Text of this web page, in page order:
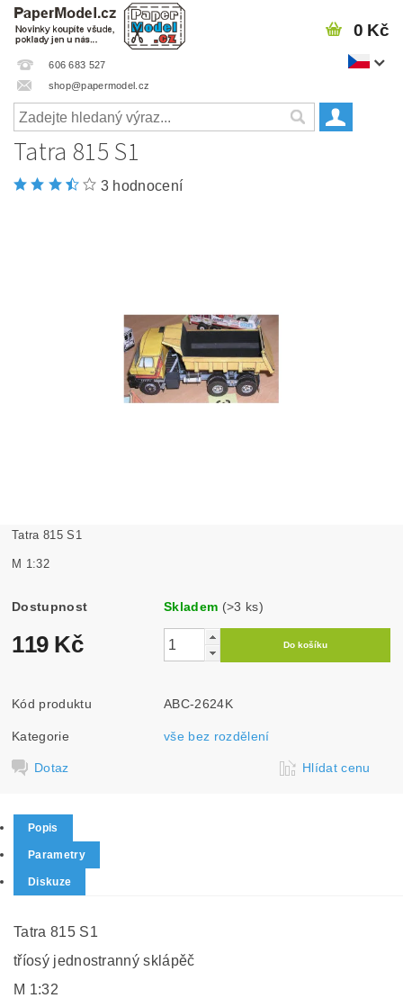
606 683 527
shop@papermodel.cz
0 Kč
Tatra 815 S1
3 hodnocení
Tatra 815 S1
M 1:32
Dostupnost Skladem (>3 ks)
119 Kč
Kód produktu ABC-2624K
Kategorie vše bez rozdělení
Dotaz Hlídat cenu
Popis
Parametry
Diskuze
Tatra 815 S1
tříosý jednostranný sklápěč
M 1:32